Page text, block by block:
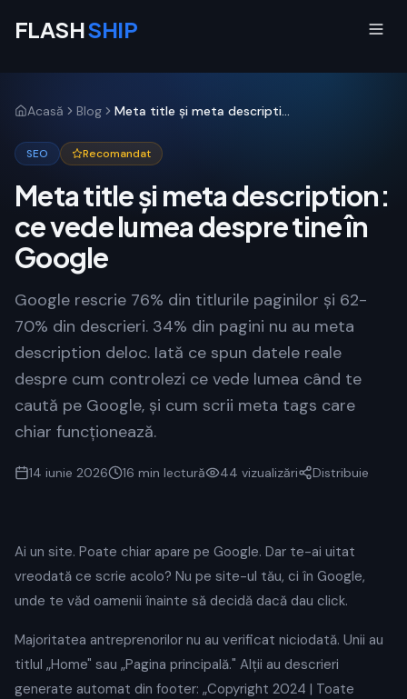
FLASHSHIP
Acasă Blog Meta title și meta description: ce vede lumea despre tine în Google
SEO Recomandat
Meta title și meta description:
ce vede lumea despre tine în
Google
Google rescrie 76% din titlurile paginilor și 62-
70% din descrieri. 34% din pagini nu au meta
description deloc. Iată ce spun datele reale
despre cum controlezi ce vede lumea când te
caută pe Google, și cum scrii meta tags care
chiar funcționează.
14 iunie 2026 16 min lectură 44 vizualizări Distribuie
Ai un site. Poate chiar apare pe Google. Dar te-ai uitat
vreodată ce scrie acolo? Nu pe site-ul tău, ci în Google,
unde te văd oamenii înainte să decidă dacă dau click.
Majoritatea antreprenorilor nu au verificat niciodată. Unii au
titlul „Home" sau „Pagina principală." Alții au descrieri
generate automat din footer: „Copyright 2024 | Toate